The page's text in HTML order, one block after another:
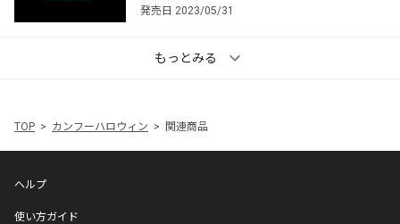
発売日 2023/05/31
もっとみる
TOP カンフーハロウィン 関連商品
ヘルプ
使い方ガイド